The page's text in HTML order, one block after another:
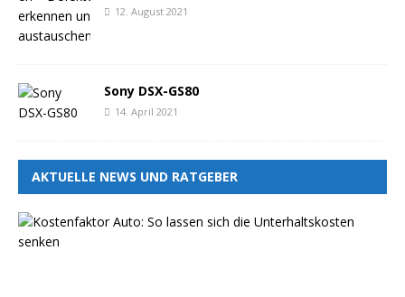
12. August 2021
Sony DSX-GS80
14. April 2021
AKTUELLE NEWS UND RATGEBER